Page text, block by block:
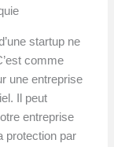
startup ne
comme
une entreprise
Il peut
entreprise
protection par